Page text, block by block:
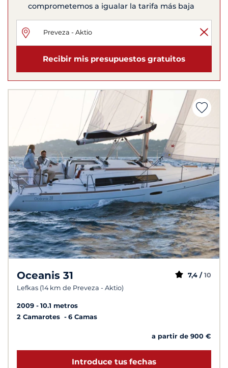
comprometemos a igualar la tarifa más baja
Recibir mis presupuestos gratuitos
Oceanis 31
Lefkas (14 km de Preveza - Aktio)
7,4 / 10
2009
10.1 metros
2 Camarotes
6 Camas
a partir de 900 €
Introduce tus fechas